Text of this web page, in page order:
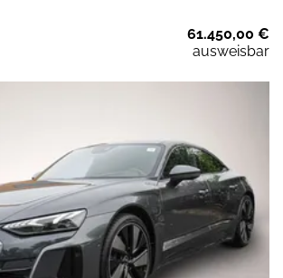
61.450,00 €
ausweisbar